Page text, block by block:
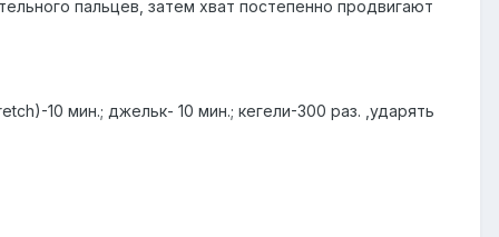
пальцев, затем хват постепенно продвигают
10 мин.; джельк- 10 мин.; кегели-300 раз. ,ударять